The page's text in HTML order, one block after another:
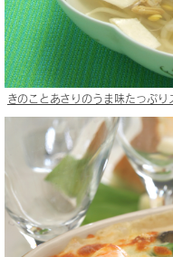
きのことあさりのうま味たっぷり